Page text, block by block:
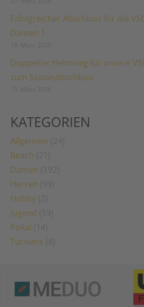
Erfolgreicher Abschluss für die
Damen 1
Doppelter Heimsieg für unsere
zum Saisonabschluss
KATEGORIEN
Allgemein
Beach
Damen
Herren
Hobby
Jugend
Pokal
Turniere